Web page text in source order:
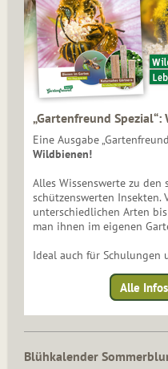
„Gartenfreund Spezial“:
Eine Ausgabe
Wildbienen!
Alles Wissenswerte zu den
schützenswerten Insekten.
unterschiedlichen Arten
man ihnen im eigenen
Ideal auch für Schulungen
Alle
Blühkalender